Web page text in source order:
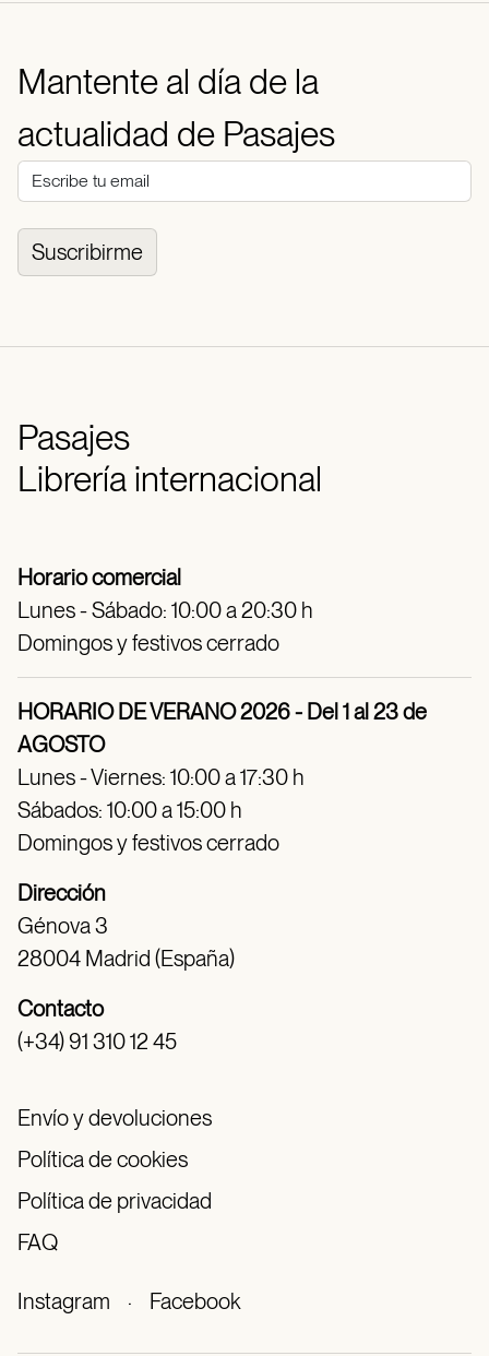
Mantente al día de la
actualidad de Pasajes
Suscribirme
Pasajes
Librería internacional
Horario comercial
Lunes - Sábado: 10:00 a 20:30 h
Domingos y festivos cerrado
HORARIO DE VERANO 2026 - Del 1 al 23 de
AGOSTO
Lunes - Viernes: 10:00 a 17:30 h
Sábados: 10:00 a 15:00 h
Domingos y festivos cerrado
Dirección
Génova 3
28004 Madrid (España)
Contacto
(+34) 91 310 12 45
Envío y devoluciones
Política de cookies
Política de privacidad
FAQ
Instagram · Facebook